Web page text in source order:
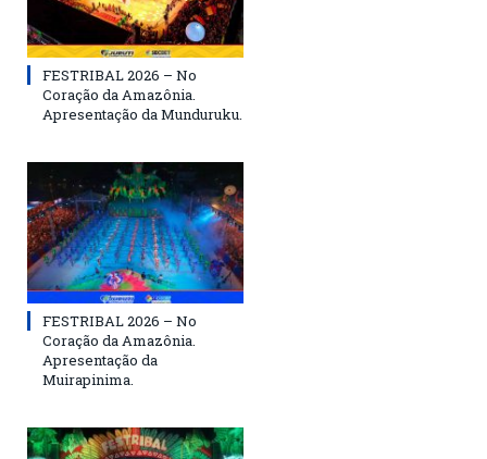
FESTRIBAL 2026 – No
Coração da Amazônia.
Apresentação da Munduruku.
FESTRIBAL 2026 – No
Coração da Amazônia.
Apresentação da
Muirapinima.